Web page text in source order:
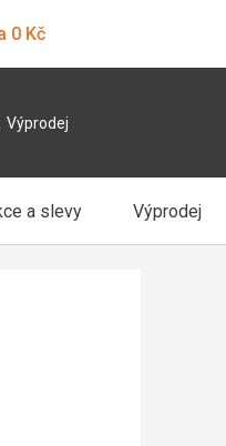
0 Kč
Výprodej
a slevy Výprodej